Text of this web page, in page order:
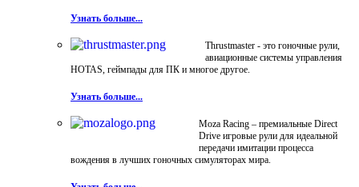
Узнать больше...
Thrustmaster - это гоночные рули,
авиационные системы управления
HOTAS, геймпады для ПК и многое другое.
Узнать больше...
Moza Racing – премиальные Direct
Drive игровые рули для идеальной
передачи имитации процесса
вождения в лучших гоночных симуляторах мира.